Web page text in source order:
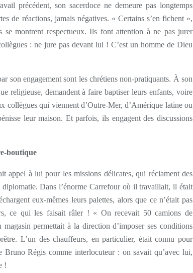
précédent, son sacerdoce ne demeure pas longtemps
de réactions, jamais négatives. « Certains s’en fichent »,
se montrent respectueux. Ils font attention à ne pas jurer
: ne jure pas devant lui ! C’est un homme de Dieu
son engagement sont les chrétiens non-pratiquants. À son
religieuse, demandent à faire baptiser leurs enfants, voire
collègues qui viennent d’Outre-Mer, d’Amérique latine ou
leur maison. Et parfois, ils engagent des discussions
boutique
appel à lui pour les missions délicates, qui réclament des
diplomatie. Dans l’énorme Carrefour où il travaillait, il était
eux-mêmes leurs palettes, alors que ce n’était pas
ce qui les faisait râler ! « On recevait 50 camions de
permettait à la direction d’imposer ses conditions
L’un des chauffeurs, en particulier, était connu pour
Bruno Régis comme interlocuteur : on savait qu’avec lui,
!